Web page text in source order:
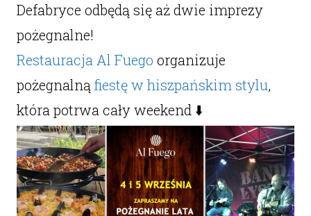
Defabryce odbędą się aż dwie imprezy
pożegnalne!
Restauracja Al Fuego organizuje
pożegnalną fiestę w hiszpańskim stylu,
która potrwa cały weekend ⬇️